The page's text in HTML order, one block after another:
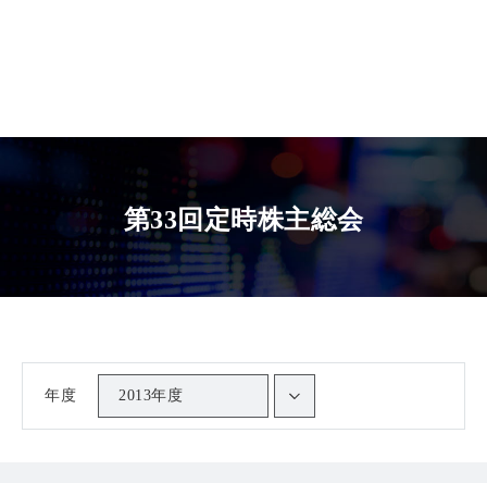
第33回定時株主総会
年度 2013年度